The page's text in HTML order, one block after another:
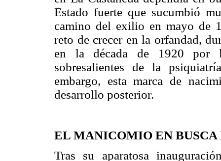
Estado fuerte que sucumbió
camino del exilio en mayo de
reto de crecer en la orfandad,
en la década de 1920 por
sobresalientes de la
embargo, esta marca de
desarrollo posterior.
EL MANICOMIO EN BUSCA
Tras su aparatosa